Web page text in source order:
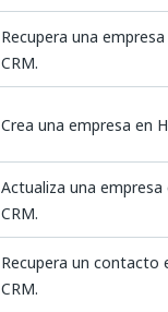
Recupera una
CRM.
Crea una empresa en
Actualiza una
CRM.
Recupera un contacto
CRM.